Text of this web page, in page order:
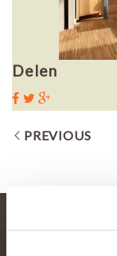
Delen
PREVIOUS